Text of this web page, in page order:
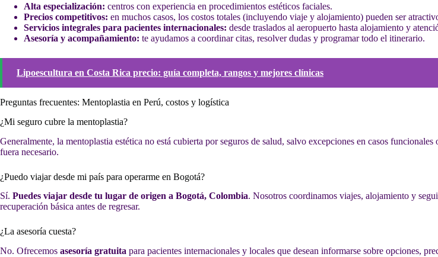
Alta especialización: centros con experiencia en procedimientos estéticos faciales.
Precios competitivos: en muchos casos, los costos totales (incluyendo viaje y alojamiento) pueden ser
Servicios integrales para pacientes internacionales: desde traslados al aeropuerto hasta alojamiento y
Asesoría y acompañamiento: te ayudamos a coordinar citas, resolver dudas y programar todo el itinerario.
Lipoescultura en Costa Rica precio: guía completa, rangos y mejores clínicas
Preguntas frecuentes: Mentoplastia en Perú, costos y logística
¿Mi seguro cubre la mentoplastia?
Generalmente, la mentoplastia estética no está cubierta por seguros de salud, salvo excepciones en casos
fuera necesario.
¿Puedo viajar desde mi país para operarme en Bogotá?
Sí. Puedes viajar desde tu lugar de origen a Bogotá, Colombia. Nosotros coordinamos viajes, alojamiento y
recuperación básica antes de regresar.
¿La asesoría cuesta?
No. Ofrecemos asesoría gratuita para pacientes internacionales y locales que desean informarse sobre opciones,